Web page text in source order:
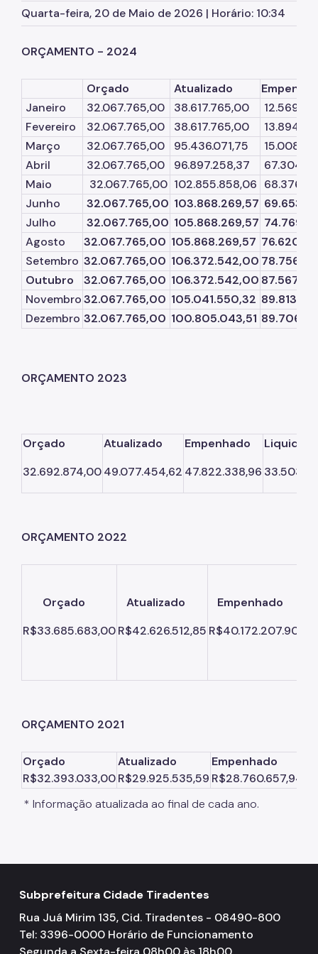
SP Mais Fácil
Cata-Bagulho
Termo de Cooperação
Programa de Metas
Notícias
Quarta-feira, 20 de Maio de 2026 | Horário: 10:34
ORÇAMENTO - 2024
Orçado Atualizado
Janeiro
32.067.765,00 38.617.765,00
Fevereiro
32.067.765,00 38.617.765,00
Março
32.067.765,00 95.436.071,75
Abril
32.067.765,00 96.897.258,37
Maio
32.067.765,00 102.855.858,06
Junho
32.067.765,00 103.868.269,57
Julho
32.067.765,00 105.868.269,57
Agosto
32.067.765,00 105.868.269,57
Setembro 32.067.765,00 106.372.542,00
Outubro
32.067.765,00 106.372.542,00
Novembro32.067.765,00 105.041.550,32
Dezembro 32.067.765,00 100.805.043,51
ORÇAMENTO 2023
Orçado
32.692.874,00
Atualizado
49.077.454,62
Empenhado
47.822.338,96
ORÇAMENTO 2022
Orçado
R$33.685.683,00
Atualizado
R$42.626.512,85
Empenhado
R$40.172.207.90
ORÇAMENTO 2021
Orçado
R$32.393.033,00
Atualizado
R$29.925.535,59
Empenhado
R$28.760.657,94
* Informação atualizada ao final de cada ano.
Subprefeitura Cidade Tiradentes
Rua Juá Mirim 135, Cid. Tiradentes - 08490-800
Tel: 3396-0000 Horário de Funcionamento